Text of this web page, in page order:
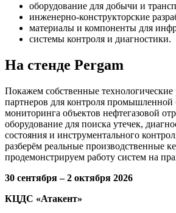
оборудование для добычи и
инженерно‑конструкторские
материалы и компоненты для
системы контроля и диагностики.
На стенде Pergam
Покажем собственные технологические
партнеров для контроля промышленной
мониторинга объектов нефтегазовой
оборудование для поиска утечек,
состояния и инструментального
разберём реальные производственные
продемонстрируем работу систем на
30 сентября – 2 октября 2026
КЦДС «Атакент»